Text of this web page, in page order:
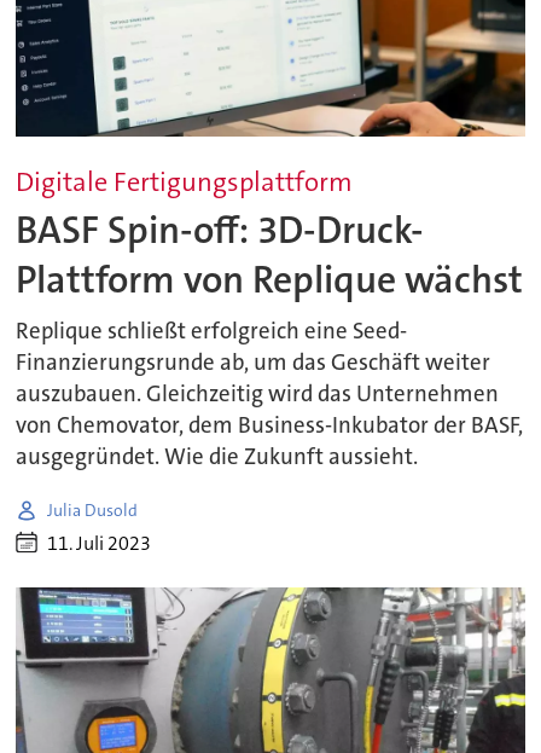
Digitale Fertigungsplattform
BASF Spin-off: 3D-Druck-
Plattform von Replique wächst
Replique schließt erfolgreich eine Seed-
Finanzierungsrunde ab, um das Geschäft weiter
auszubauen. Gleichzeitig wird das Unternehmen
von Chemovator, dem Business-Inkubator der BASF,
ausgegründet. Wie die Zukunft aussieht.
Julia Dusold
11. Juli 2023